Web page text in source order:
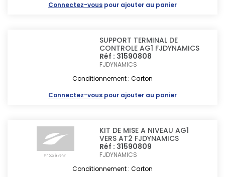
Connectez-vous pour ajouter au panier
SUPPORT TERMINAL DE
CONTROLE AG1 FJDYNAMICS
Réf : 31590808
FJDYNAMICS
Conditionnement : Carton
Connectez-vous pour ajouter au panier
KIT DE MISE A NIVEAU AG1
VERS AT2 FJDYNAMICS
Réf : 31590809
FJDYNAMICS
Conditionnement : Carton